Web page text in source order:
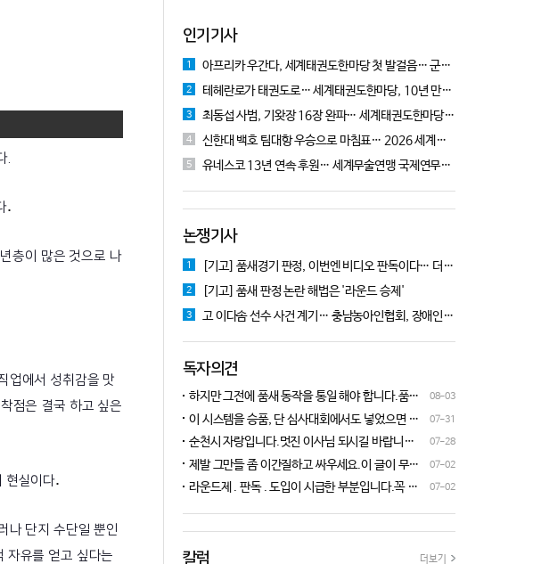
.
.
층이 많은 것으로 나
업에서 성취감을 맛
점은 결국 하고 싶은
현실이다.
나 단지 수단일 뿐인
자유를 얻고 싶다는
인기기사
1 아프리카 우간다, 세계태권도한마당 첫 발걸음… 군의관 콘데 "잊지 못할 경험"
2 테헤란로가 태권도로… 세계태권도한마당, 10년 만에 국기원서 개막!
3 최동섭 사범, 기왓장 16장 완파… 세계태권도한마당 주먹격파 우승
4 신한대 백호 팀대항 우승으로 마침표… 2026 세계태권도한마당 폐막
5 유네스코 13년 연속 후원… 세계무술연맹 국제연무대회 10월 충주서 개막
논쟁기사
1 [기고] 품새경기 판정, 이번엔 비디오 판독이다… 더 이상 미룰 수 없다
2 [기고] 품새 판정 논란 해법은 '라운드 승제'
3 고 이다솜 선수 사건 계기… 충남농아인협회, 장애인체육 제도개선 9개 정책 제안
독자의견
08-03
하지만 그전에 품새 동작을 통일 해야 합니다.품새
심판 교육에 여러번 참석 했었는데, 강사 마다 동작
할수가 없습니다.하루빨리 강사들이 함께 모여 동
작을 통일 시켜야지 안그러면 항상 분쟁이 생깁니
다.
07-31
이 시스템을 승품, 단 심사대회에서도 넣었으면 좋
겠네요.심사위원들이 일부러 불합격시키고, 이 부
했는데, 번복이 안된답니다.ㅋㅋㅋㅋㅋ 심사위원들
눈이 전부 달라서, 이렇다, 저렇다 말을 할수가 없다
07-28
순천시 자랑입니다.멋진 이사님 되시길 바랍니다
^^♡
07-02
제발 그만들 좀 이간질하고 싸우세요.이 글이 무엇
이 문제인가요?무엇을 얘기하려는지 의도가 무엇
이 노력해 보자는 그런 글 같은데품새 얘기 하는데
왜 갑자기 심판 가오 얘기에 핑크색 옷 얘기 같은 비
하 발언에......답답하시니 그러시겠지만 태권도
07-02
라운드제 . 판독 . 도입이 시급한 부분입니다.꼭 승
고 다른 생각 없이 오로지 품새 판정에만 집중 하도
칼럼 더보기